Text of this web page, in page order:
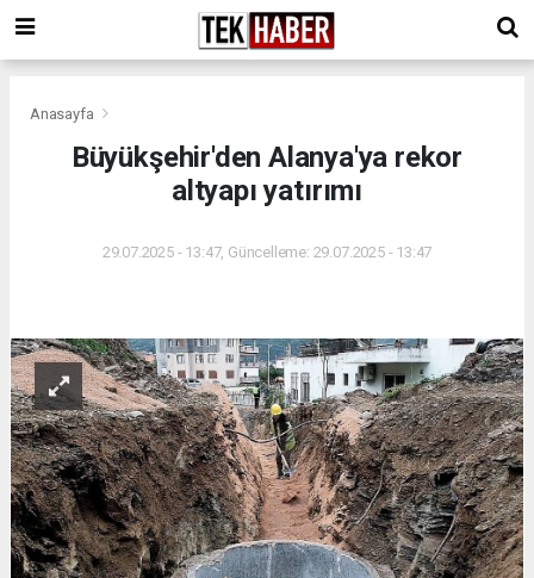
Anasayfa
Büyükşehir'den Alanya'ya rekor
altyapı yatırımı
29.07.2025 - 13:47, Güncelleme: 29.07.2025 - 13:47